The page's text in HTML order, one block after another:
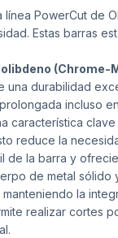
línea PowerCut de
Estas barras
(Chrome-
una durabilidad
incluso
característica
reduce la
de la barra y
de metal sólido
la
realizar cortes